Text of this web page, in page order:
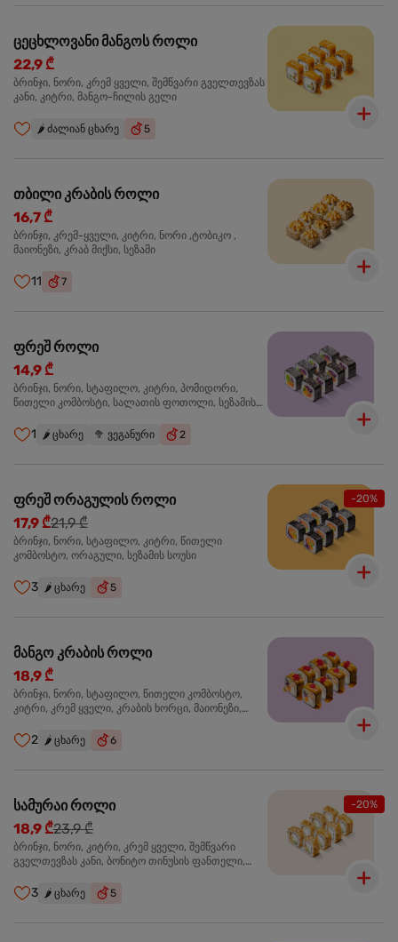
ცეცხლოვანი მანგოს როლი
22,9 ₾
ბრინჯი, ნორი, კრემ ყველი, შემწვარი გველთევზას
კანი, კიტრი, მანგო-ჩილის გელი
🌶️ ძალიან ცხარე 5
თბილი კრაბის როლი
16,7 ₾
ბრინჯი, კრემ-ყველი, კიტრი, ნორი ,ტობიკო ,
მაიონეზი, კრაბ მიქსი, სეზამი
11 7
ფრეშ როლი
14,9 ₾
ბრინჯი, ნორი, სტაფილო, კიტრი, პომიდორი,
წითელი კომბოსტი, სალათის ფოთოლი, სეზამის
1 🌶️ ცხარე 🥦 ვეგანური 2
-20%
ფრეშ ორაგულის როლი
17,9 ₾21,9 ₾
ბრინჯი, ნორი, სტაფილო, კიტრი, წითელი
კომბოსტო, ორაგული, სეზამის სოუსი
3 🌶️ ცხარე 5
მანგო კრაბის როლი
18,9 ₾
ბრინჯი, ნორი, სტაფილო, წითელი კომბოსტო,
კიტრი, კრემ ყველი, კრაბის ხორცი, მაიონეზი,
2 🌶️ ცხარე 6
-20%
სამურაი როლი
18,9 ₾23,9 ₾
ბრინჯი, ნორი, კიტრი, კრემ ყველი, შემწვარი
გველთევზას კანი, ბონიტო თინუსის ფანთელი,
3 🌶️ ცხარე 5